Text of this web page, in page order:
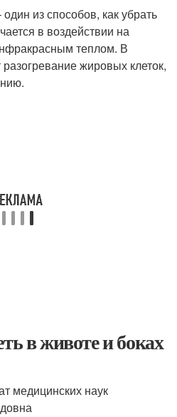
из способов, как убрать
в воздействии на
теплом. В
разогревание жировых клеток,
в животе и боках
медицинских наук